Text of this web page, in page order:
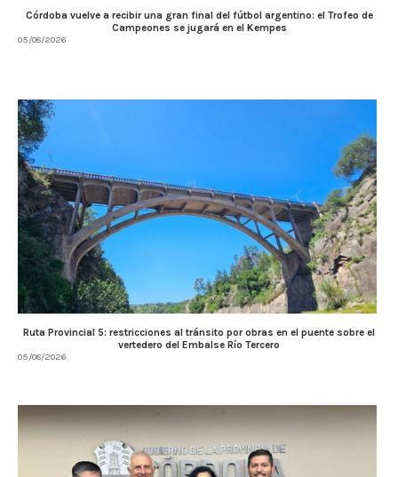
Córdoba vuelve a recibir una gran final del fútbol argentino: el Trofeo de
Campeones se jugará en el Kempes
05/08/2026
Ruta Provincial 5: restricciones al tránsito por obras en el puente sobre el
vertedero del Embalse Río Tercero
05/08/2026